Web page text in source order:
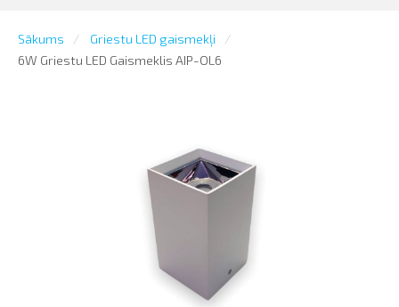
Sākums
Griestu LED gaismekļi
6W Griestu LED Gaismeklis AIP-OL6